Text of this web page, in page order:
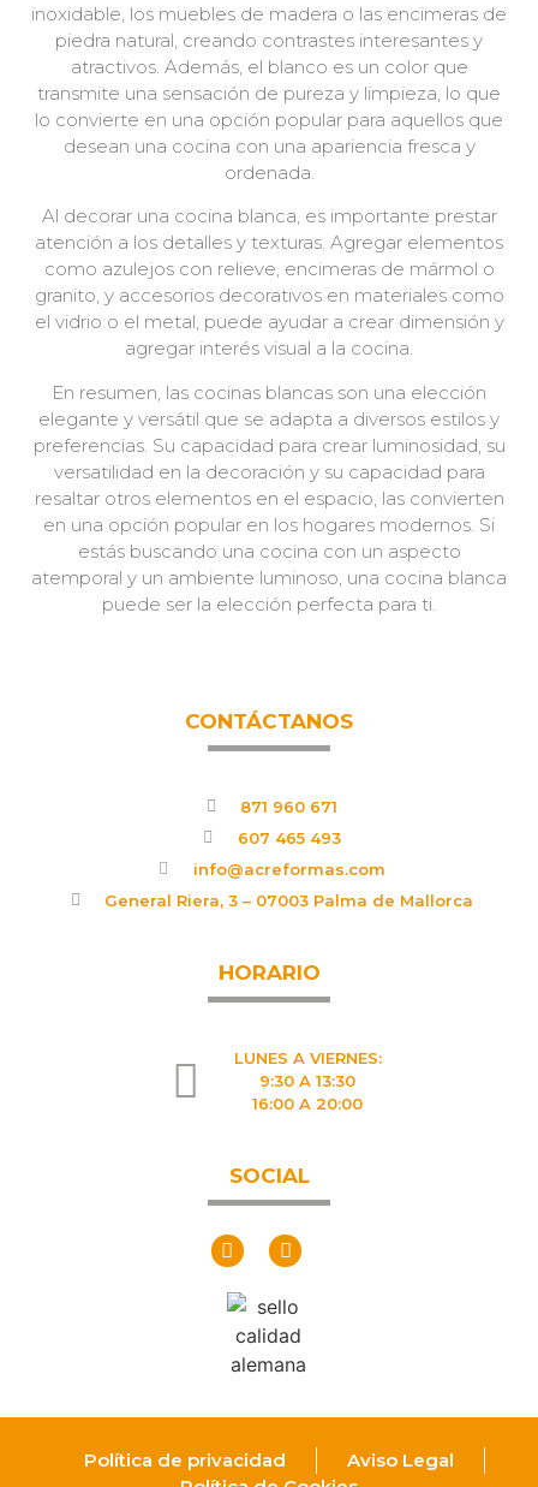
inoxidable, los muebles de madera o las encimeras de
piedra natural, creando contrastes interesantes y
atractivos. Además, el blanco es un color que
transmite una sensación de pureza y limpieza, lo que
lo convierte en una opción popular para aquellos que
desean una cocina con una apariencia fresca y
ordenada.
Al decorar una cocina blanca, es importante prestar
atención a los detalles y texturas. Agregar elementos
como azulejos con relieve, encimeras de mármol o
granito, y accesorios decorativos en materiales como
el vidrio o el metal, puede ayudar a crear dimensión y
agregar interés visual a la cocina.
En resumen, las cocinas blancas son una elección
elegante y versátil que se adapta a diversos estilos y
preferencias. Su capacidad para crear luminosidad, su
versatilidad en la decoración y su capacidad para
resaltar otros elementos en el espacio, las convierten
en una opción popular en los hogares modernos. Si
estás buscando una cocina con un aspecto
atemporal y un ambiente luminoso, una cocina blanca
puede ser la elección perfecta para ti.
CONTÁCTANOS
871 960 671
607 465 493
info@acreformas.com
General Riera, 3 – 07003 Palma de Mallorca
HORARIO
LUNES A VIERNES:
9:30 A 13:30
16:00 A 20:00
SOCIAL
Política de privacidad
Aviso Legal